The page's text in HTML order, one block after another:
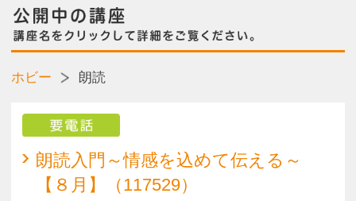
【８月】（117529）
08/08 08/22 土 13:00～15:00
場合あり） 体験受講料:2190円/回
【９月】（117535）
09/12 09/26 土 13:00～15:00